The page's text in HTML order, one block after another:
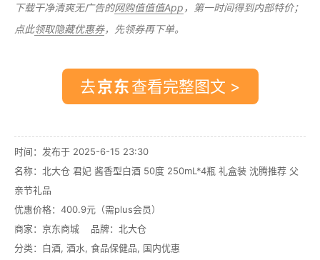
下载干净清爽无广告的网购值值值App ，第一时间得到内部特价；
点此领取隐藏优惠券，先领券再下单。
去 查看完整图文 >
时间：发布于 2025-6-15 23:30
名称： 北大仓 君妃 酱香型白酒 50度 250mL*4瓶 礼盒装 沈腾推荐 父
亲节礼品
优惠价格： 400.9元（需plus会员）
商家： 京东商城 品牌： 北大仓
分类：
白酒, 酒水, 食品保健品, 国内优惠